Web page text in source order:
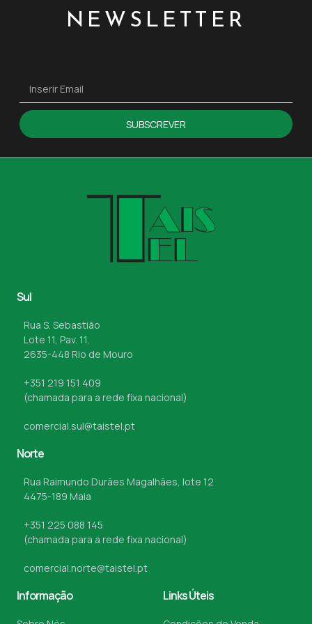
NEWSLETTER
SUBSCREVER
Sul
Rua S. Sebastião
Lote 11, Pav. 11,
2635-448 Rio de Mouro
+351 219 151 409
(chamada para a rede fixa nacional)
comercial.sul@taistel.pt
Norte
Rua Raimundo Durães Magalhães, lote 12
4475-189 Maia
+351 225 088 145
(chamada para a rede fixa nacional)
comercial.norte@taistel.pt
Informação Links Úteis